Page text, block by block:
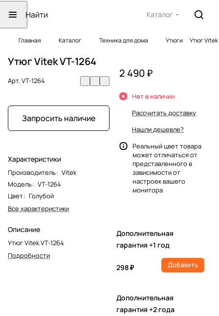
Каталог
Главная Каталог Техника для дома Утюги Утюг Vitek
Утюг Vitek VT-1264
Арт.VT-1264
Запросить наличие
Характеристики
Производитель: Vitek
Модель: VT-1264
Цвет: Голубой
Все характеристики
Описание
Утюг Vitek VT-1264
Подробности
2 490 ₽
Нет в наличии
Рассчитать доставку
Нашли дешевле?
Реальный цвет товара
может отличаться от
представленного в
зависимости от
настроек вашего
монитора
Дополнительная
гарантия +1 год
298 ₽ Добавить
Дополнительная
гарантия +2 года